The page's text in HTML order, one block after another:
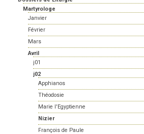
Martyrologe
Janvier
Février
Mars
Avril
j01
j02
Apphianos
Théodosie
Marie l'Egyptienne
Nizier
François de Paule